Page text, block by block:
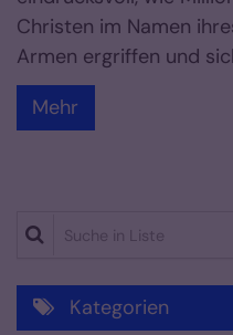
Christen im Namen
Armen ergriffen und
Mehr
Suche in Liste
Kategorien